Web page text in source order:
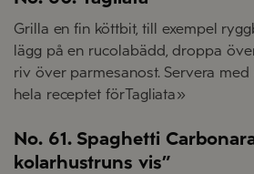
Grilla en fin köttbit, till exempel
lägg på en rucolabädd, droppa
riv över parmesanost. Servera med
hela receptet förTagliata»
No. 61. Spaghetti
kolarhustruns vis”